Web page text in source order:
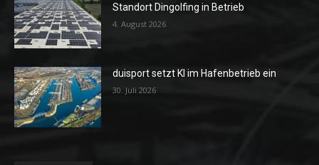
Standort Dingolfing in Betrieb
4. August 2026
duisport setzt KI im Hafenbetrieb ein
30. Juli 2026